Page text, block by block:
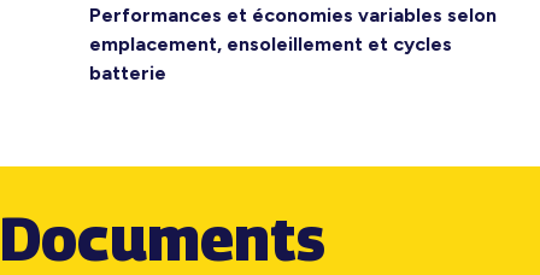
Performances et économies variables selon
emplacement, ensoleillement et cycles
batterie
Documents